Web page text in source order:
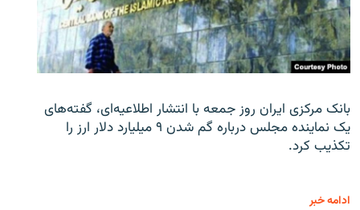
بانک مرکزی ایران روز جمعه با انتشار اطلاعیه‌ای، گفته‌های
یک نماینده مجلس درباره گم شدن ۹ میلیارد دلار ارز را
تکذیب کرد.
ادامه خبر